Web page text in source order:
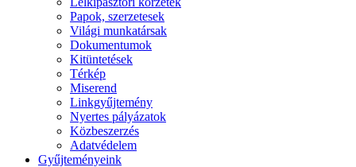
Papok, szerzetesek
Világi munkatársak
Dokumentumok
Kitüntetések
Térkép
Miserend
Linkgyűjtemény
Nyertes pályázatok
Közbeszerzés
Adatvédelem
Gyűjteményeink